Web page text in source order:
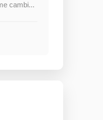
cambi...